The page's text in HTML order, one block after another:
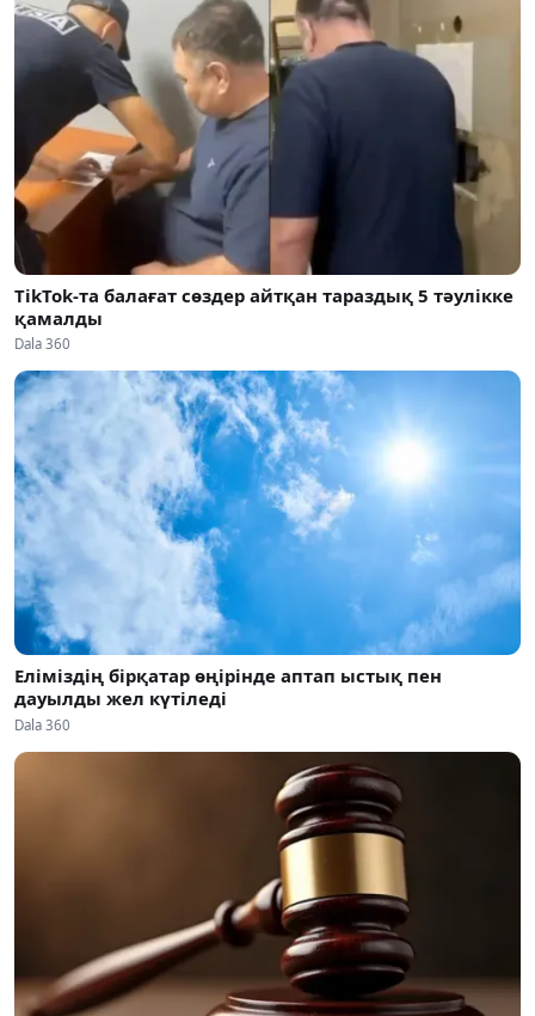
TikTok-та балағат сөздер айтқан тараздық 5 тәулікке
қамалды
Dala 360
Еліміздің бірқатар өңірінде аптап ыстық пен
дауылды жел күтіледі
Dala 360